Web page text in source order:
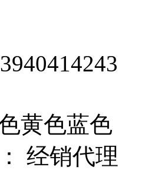
3940414243
黄色蓝色
经销代理